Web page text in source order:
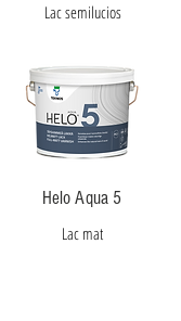
Lac semilucios
Helo Aqua 5
Lac mat